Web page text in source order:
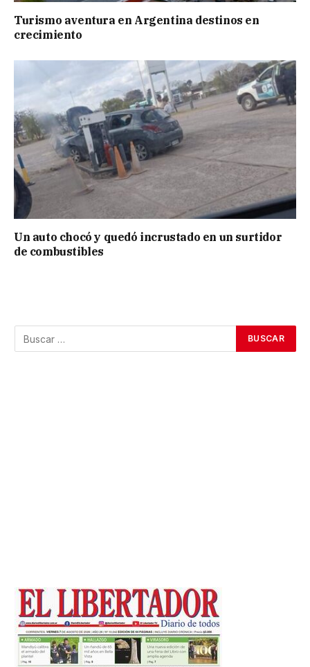
Turismo aventura en Argentina destinos en
crecimiento
Un auto chocó y quedó incrustado en un surtidor
de combustibles